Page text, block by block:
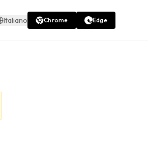
Italiano Chrome Edge